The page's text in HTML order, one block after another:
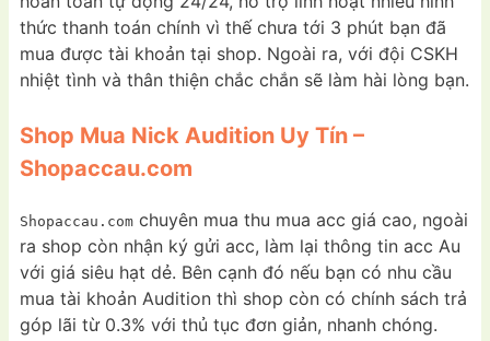
thức thanh toán chính vì thế chưa tới 3 phút bạn đã
mua được tài khoản tại shop. Ngoài ra, với đội CSKH
nhiệt tình và thân thiện chắc chắn sẽ làm hài lòng bạn.
Shop Mua Nick Audition Uy Tín –
Shopaccau.com
Shopaccau.com chuyên mua thu mua acc giá cao, ngoài
ra shop còn nhận ký gửi acc, làm lại thông tin acc Au
với giá siêu hạt dẻ. Bên cạnh đó nếu bạn có nhu cầu
mua tài khoản Audition thì shop còn có chính sách trả
góp lãi từ 0.3% với thủ tục đơn giản, nhanh chóng.